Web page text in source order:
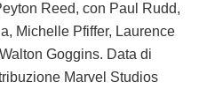
Reed, con Paul Rudd,
Michelle Pfiffer, Laurence
Goggins. Data di
Marvel Studios